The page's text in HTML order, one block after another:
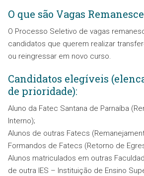
O que são Vagas
O Processo Seletivo de vagas
candidatos que querem realizar
ou reingressar em novo curso.
Candidatos elegíveis
de prioridade):
Aluno da Fatec Santana de Parnaíba
Interno);
Alunos de outras Fatecs
Formandos de Fatecs (Retorno de
Alunos matriculados em outras
de outra lES – Instituição de Ensino